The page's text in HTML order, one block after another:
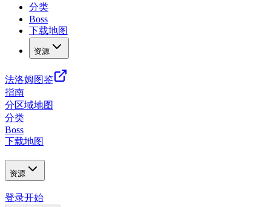
分类
Boss
下载地图
资源
法洛姆图鉴
指南
分区域地图
分类
Boss
下载地图
资源
登录开始